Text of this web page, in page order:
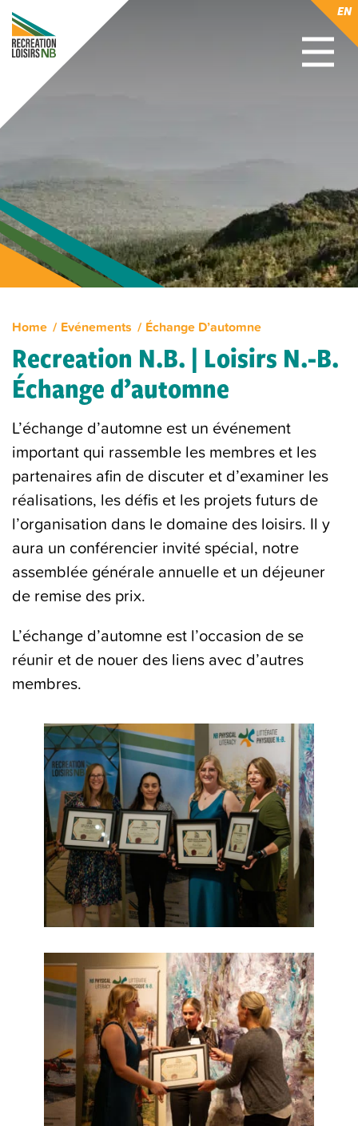
EN
Home Evénements Échange D’automne
Recreation N.B. | Loisirs N.-B.
Échange d’automne
L’échange d’automne est un événement
important qui rassemble les membres et les
partenaires afin de discuter et d’examiner les
réalisations, les défis et les projets futurs de
l’organisation dans le domaine des loisirs. Il y
aura un conférencier invité spécial, notre
assemblée générale annuelle et un déjeuner
de remise des prix.
L’échange d’automne est l’occasion de se
réunir et de nouer des liens avec d’autres
membres.